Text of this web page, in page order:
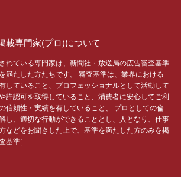
載専門家(プロ)について
れている専門家は、新聞社・放送局の広告審査基準
満たした方たちです。 審査基準は、業界における
していること、プロフェッショナルとして活動して
許認可を取得していること、消費者に安心してご利
信頼性・実績を有していること、 プロとしての倫
し、適切な行動ができることとし、人となり、仕事
などをお聞きした上で、基準を満たした方のみを掲
基準］